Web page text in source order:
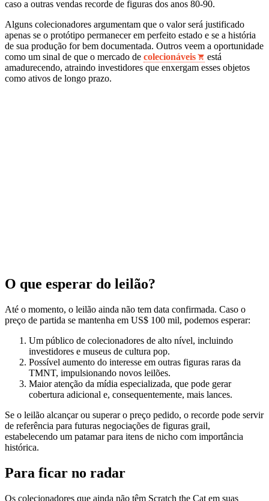
caso a outras vendas recorde de figuras dos anos 80‑90.
Alguns colecionadores argumentam que o valor será justificado
apenas se o protótipo permanecer em perfeito estado e se a história
de sua produção for bem documentada. Outros veem a oportunidade
como um sinal de que o mercado de colecionáveis
está
amadurecendo, atraindo investidores que enxergam esses objetos
como ativos de longo prazo.
O que esperar do leilão?
Até o momento, o leilão ainda não tem data confirmada. Caso o
preço de partida se mantenha em US$ 100 mil, podemos esperar:
Um público de colecionadores de alto nível, incluindo
investidores e museus de cultura pop.
Possível aumento do interesse em outras figuras raras da
TMNT, impulsionando novos leilões.
Maior atenção da mídia especializada, que pode gerar
cobertura adicional e, consequentemente, mais lances.
Se o leilão alcançar ou superar o preço pedido, o recorde pode servir
de referência para futuras negociações de figuras grail,
estabelecendo um patamar para itens de nicho com importância
histórica.
Para ficar no radar
Os colecionadores que ainda não têm Scratch the Cat em suas